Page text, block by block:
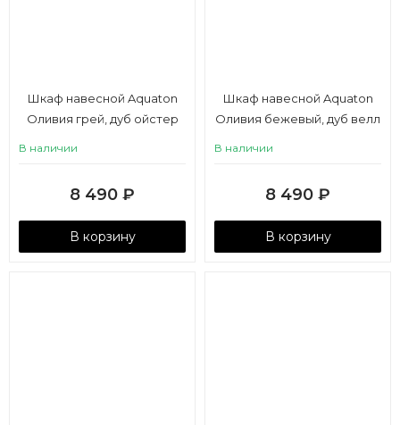
Шкаф навесной Aquaton
Оливия грей, дуб ойстер
В наличии
8 490 ₽
В корзину
Шкаф навесной Aquaton
Оливия бежевый, дуб велл
В наличии
8 490 ₽
В корзину